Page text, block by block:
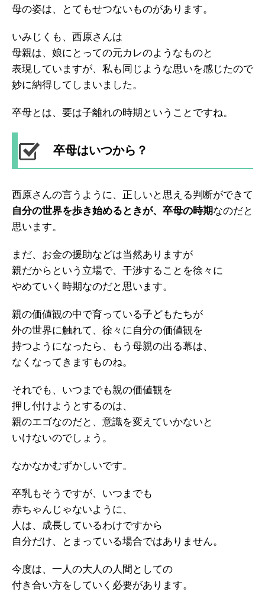
母の姿は、とてもせつないものがあります。
いみじくも、西原さんは
母親は、娘にとっての元カレのようなものと
表現していますが、私も同じような思いを感じたので
妙に納得してしまいました。
卒母とは、要は子離れの時期ということですね。
卒母はいつから？
西原さんの言うように、正しいと思える判断ができて
自分の世界を歩き始めるときが、卒母の時期なのだと
思います。
まだ、お金の援助などは当然ありますが
親だからという立場で、干渉することを徐々に
やめていく時期なのだと思います。
親の価値観の中で育っている子どもたちが
外の世界に触れて、徐々に自分の価値観を
持つようになったら、もう母親の出る幕は、
なくなってきますものね。
それでも、いつまでも親の価値観を
押し付けようとするのは、
親のエゴなのだと、意識を変えていかないと
いけないのでしょう。
なかなかむずかしいです。
卒乳もそうですが、いつまでも
赤ちゃんじゃないように、
人は、成長しているわけですから
自分だけ、とまっている場合ではありません。
今度は、一人の大人の人間としての
付き合い方をしていく必要があります。